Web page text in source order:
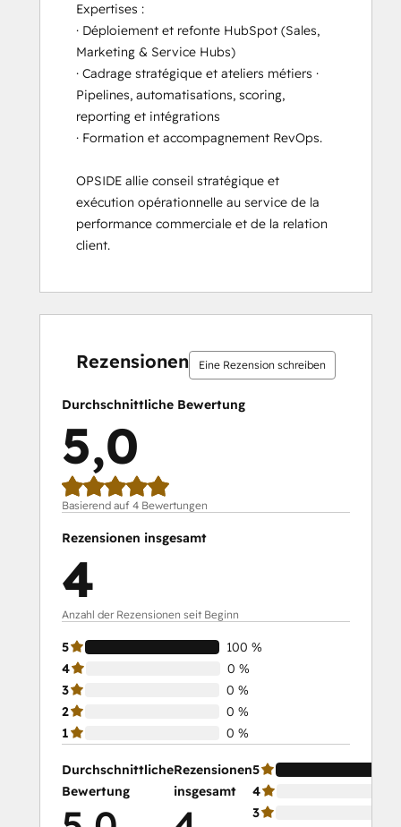
Expertises :
· Déploiement et refonte HubSpot (Sales,
Marketing & Service Hubs)
· Cadrage stratégique et ateliers métiers ·
Pipelines, automatisations, scoring,
reporting et intégrations
· Formation et accompagnement RevOps.
OPSIDE allie conseil stratégique et
exécution opérationnelle au service de la
performance commerciale et de la relation
client.
Rezensionen Eine Rezension schreiben
Durchschnittliche Bewertung
5,0
Basierend auf 4 Bewertungen
Rezensionen insgesamt
4
Anzahl der Rezensionen seit Beginn
5
100 %
4
0 %
3
0 %
2
0 %
1
0 %
Durchschnittliche
Bewertung
Rezensionen
insgesamt
5
4
3